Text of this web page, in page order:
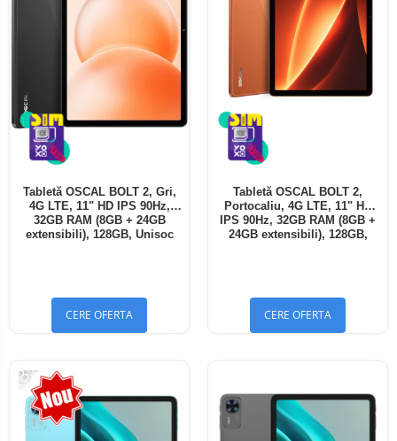
Tabletă OSCAL BOLT 2, Gri,
4G LTE, 11" HD IPS 90Hz,
32GB RAM (8GB + 24GB
extensibili), 128GB, Unisoc
CERE OFERTA
Tabletă OSCAL BOLT 2,
Portocaliu, 4G LTE, 11" HD
IPS 90Hz, 32GB RAM (8GB +
24GB extensibili), 128GB,
CERE OFERTA
-13%